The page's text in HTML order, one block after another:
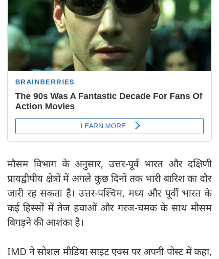
मौसम विभाग के अनुसार, उत्तर-पूर्व भारत और दक्षिणी
प्रायद्वीपीय क्षेत्रों में अगले कुछ दिनों तक भारी बारिश का दौर
जारी रह सकता है। उत्तर-पश्चिम, मध्य और पूर्वी भारत के
कई हिस्सों में तेज हवाओं और गरज-चमक के साथ मौसम
बिगड़ने की आशंका है।
IMD ने सोशल मीडिया साइट एक्स पर अपनी पोस्ट में कहा,